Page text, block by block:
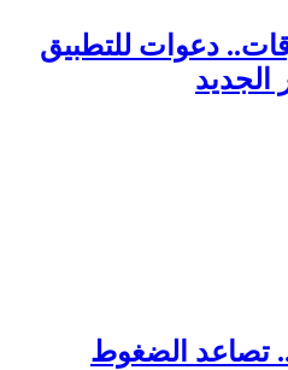
دعوات للتطبيق
الجديد
تصاعد الضغوط